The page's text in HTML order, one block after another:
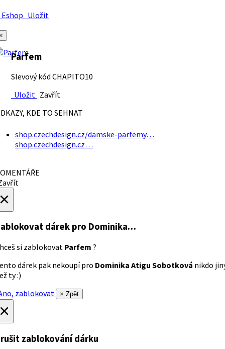
Uložit
Parfem
Slevový kód CHAPITO10
Uložit Zavřít
KDE TO SEHNAT
shop.czechdesign.cz/damske-parfemy…
shop.czechdesign.cz…
dárek pro Dominika…
si zablokovat Parfem ?
dárek pak nekoupí pro Dominika Atigu Sobotková nikdo
ty :)
zablokovat
× Zpět
zablokování dárku